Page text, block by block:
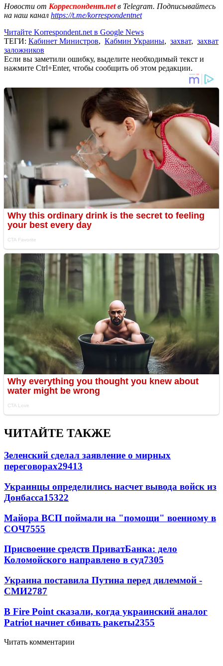
Новости от Корреспондент.netв Telegram. Подписывайтесь
на наш канал https://t.me/korrespondentnet
Читайте Korrespondent.net в Google News
ТЕГИ: Кабинет Министров, Кабмин Украины, захват, захват
заложников
Если вы заметили ошибку, выделите необходимый текст и
нажмите Ctrl+Enter, чтобы сообщить об этом редакции.
ЧИТАЙТЕ ТАКЖЕ
Зеленский сделал заявление о мирных
переговорах29413
Украинцы определились насчет вывода войск из
Донбасса15322
Майора ВСП поймали на "помощи" военному в
СОЧ7555
Присвоение средств ПриватБанка: дело
Коломойского направлено в суд7305
Украина поставила Путина перед дилеммой -
СМИ2787
В Fire Point сказали, когда украинский аналог
Patriot начнет сбивать ракеты2355
Читать комментарии